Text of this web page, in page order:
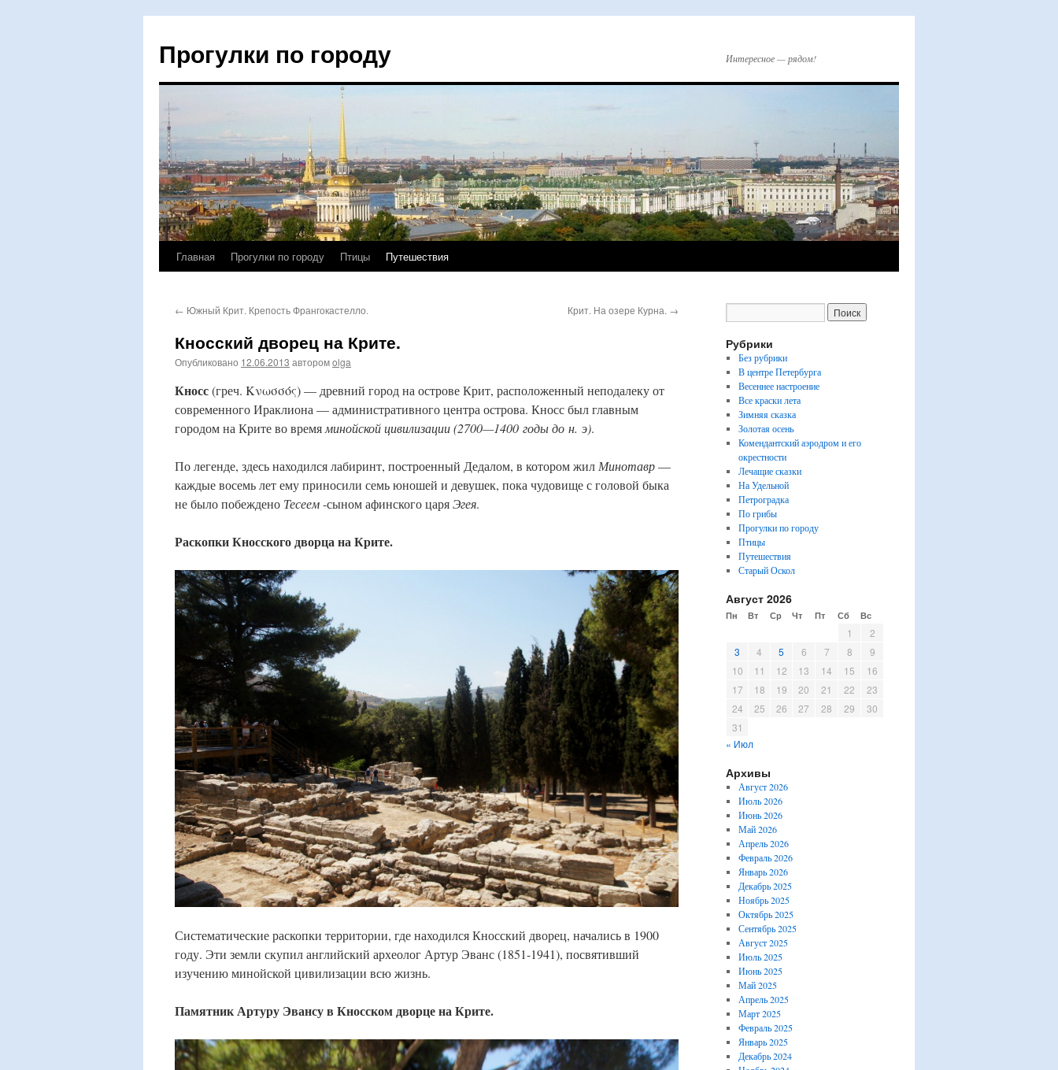
Прогулки по городу Интересное — рядом!
Перейти
содержимому
Главная Прогулки по городу Птицы Путешествия
← Южный Крит. Крепость Франгокастелло. Крит. На озере Курна. →
Кносский дворец на Крите.
Опубликовано 12.06.2013 авторомolga
Кносс(греч. Κνωσσός) — древний город на острове Крит, расположенный неподалеку от
современного Ираклиона — административного центра острова. Кносс был главным
городом на Крите во время минойской цивилизации (2700—1400 годы до н. э).
По легенде, здесь находился лабиринт, построенный Дедалом, в котором жил Минотавр—
каждые восемь лет ему приносили семь юношей и девушек, пока чудовище с головой быка
не было побеждено Тесеем-сыном афинского царяЭгея.
Раскопки Кносского дворца на Крите.
Систематические раскопки территории, где находился Кносский дворец, начались в 1900
году. Эти земли скупил английский археолог Артур Эванс (1851-1941), посвятивший
изучению минойской цивилизации всю жизнь.
Памятник Артуру Эвансу в Кносском дворце на Крите.
Рубрики
Без рубрики
В центре Петербурга
Весеннее настроение
Все краски лета
Зимняя сказка
Золотая осень
Комендантский аэродром и его
окрестности
Лечащие сказки
На Удельной
Петроградка
По грибы
Прогулки по городу
Птицы
Путешествия
Старый Оскол
Август 2026
Пн Вт Ср Чт Пт Сб Вс
« Июл
1
2
3
4 5 6 7 8
9
10
11 12 13 14 15
16
17
18 19 20 21 22
23
24
25 26 27 28 29
30
31
Архивы
Август 2026
Июль 2026
Июнь 2026
Май 2026
Апрель 2026
Февраль 2026
Январь 2026
Декабрь 2025
Ноябрь 2025
Октябрь 2025
Сентябрь 2025
Август 2025
Июль 2025
Июнь 2025
Май 2025
Апрель 2025
Март 2025
Февраль 2025
Январь 2025
Декабрь 2024